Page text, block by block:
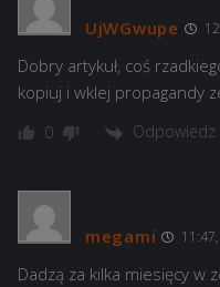
UjWGwupe
Dobry artykuł, coś
kopiuj i wklej propagandy
0 Odpowiedz
megami
Dadzą za kilka miesięcy w